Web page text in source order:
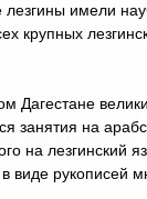
имели
крупных
Дагестане
занятия на
на лезгинский
виде рукописей